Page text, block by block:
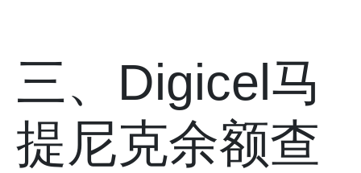
三、Digicel马
提尼克余额查